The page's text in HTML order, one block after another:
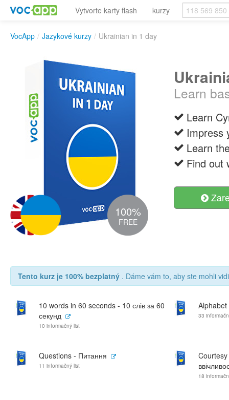
Vytvorte karty flash kurzy
VocApp / Jazykové kurzy / Ukrainian in 1 day
100%
FREE
Learn
Learn
Impress
Learn
Find out
Tento kurz je 100% bezplatný . Dáme vám to, aby ste mohli
10 words in 60 seconds - 10 слів за 60
секунд
10 informačný list
Alphabet
33
Questions - Питання
11 informačný list
18